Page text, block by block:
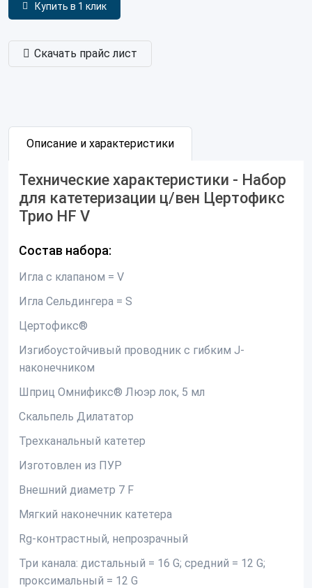
Купить в 1 клик
Скачать прайс лист
Описание и характеристики
Технические характеристики - Набор
для катетеризации ц/вен Цертофикс
Трио HF V
Состав набора:
Игла с клапаном = V
Игла Сельдингера = S
Цертофикс®
Изгибоустойчивый проводник с гибким J-
наконечником
Шприц Омнификс® Люэр лок, 5 мл
Скальпель Дилататор
Трехканальный катетер
Изготовлен из ПУР
Внешний диаметр 7 F
Мягкий наконечник катетера
Rg-контрастный, непрозрачный
Три канала: дистальный = 16 G; средний = 12 G;
проксимальный = 12 G